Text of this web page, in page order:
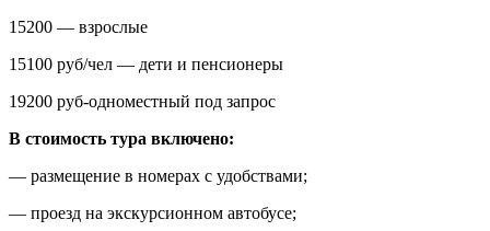
15200 — взрослые
15100 руб/чел — дети и пенсионеры
19200 руб-одноместный под запрос
В стоимость тура включено:
— размещение в номерах с удобствами;
— проезд на экскурсионном автобусе;